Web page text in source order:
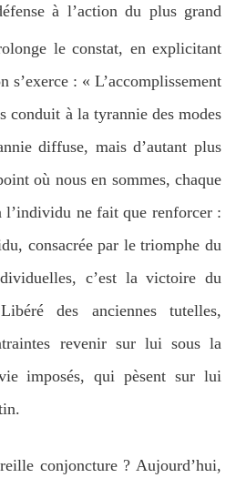
à l’action du plus grand
le constat, en explicitant
s’exerce : « L’accomplissement
conduit à la tyrannie des modes
diffuse, mais d’autant plus
où nous en sommes, chaque
l’individu ne fait que renforcer :
consacrée par le triomphe du
c’est la victoire du
des anciennes tutelles,
revenir sur lui sous la
imposés, qui pèsent sur lui
conjoncture ? Aujourd’hui,